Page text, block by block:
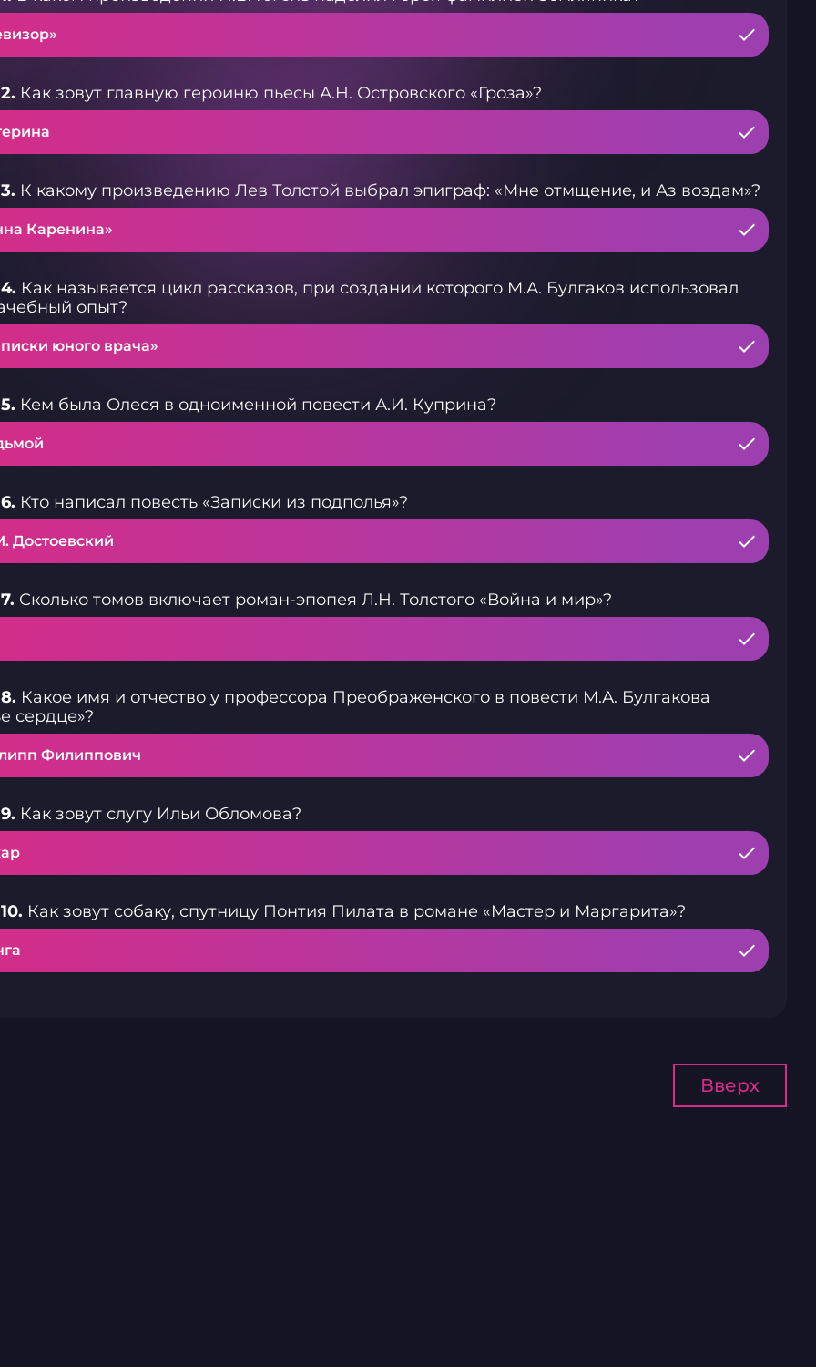
Как зовут главную героиню пьесы А.Н. Островского «Гроза»?
К какому произведению Лев Толстой выбрал эпиграф: «Мне отмщение, и Аз воздам»?
Каренина»
Как называется цикл рассказов, при создании которого М.А. Булгаков использовал
опыт?
юного врача»
Кем была Олеся в одноименной повести А.И. Куприна?
Кто написал повесть «Записки из подполья»?
Достоевский
Сколько томов включает роман-эпопея Л.Н. Толстого «Война и мир»?
Какое имя и отчество у профессора Преображенского в повести М.А. Булгакова
сердце»?
Филиппович
Как зовут слугу Ильи Обломова?
Как зовут собаку, спутницу Понтия Пилата в романе «Мастер и Маргарита»?
Вверх